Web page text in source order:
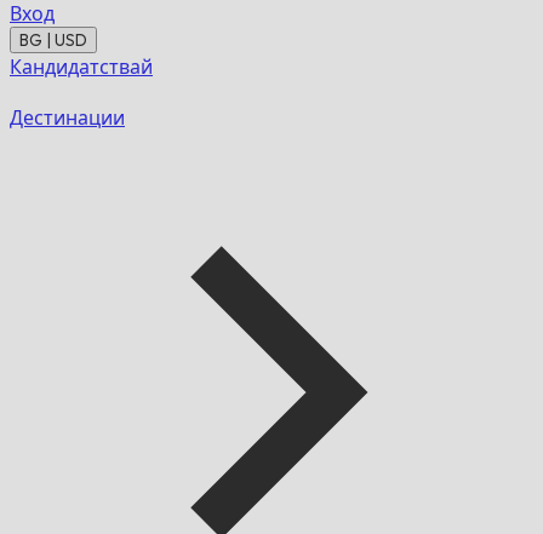
Вход
BG | USD
Кандидатствай
Дестинации